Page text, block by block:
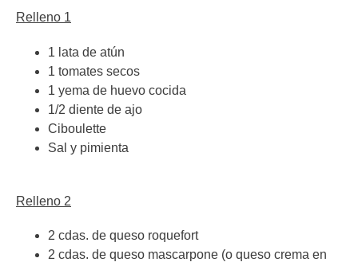
Relleno 1
1 lata de atún
1 tomates secos
1 yema de huevo cocida
1/2 diente de ajo
Ciboulette
Sal y pimienta
Relleno 2
2 cdas. de queso roquefort
2 cdas. de queso mascarpone (o queso crema en